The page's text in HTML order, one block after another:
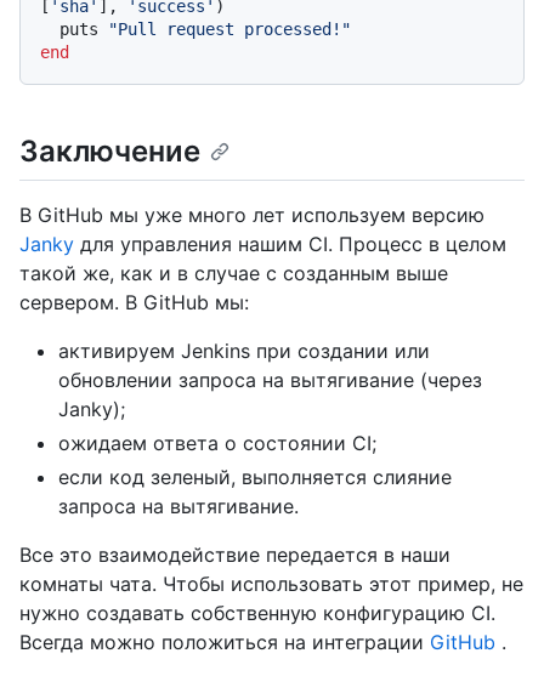
[ 'sha' ], 'success' )
  puts
"Pull request processed!"
end
Заключение
В GitHub мы уже много лет используем версию
Janky для управления нашим CI. Процесс в целом
такой же, как и в случае с созданным выше
сервером. В GitHub мы:
активируем Jenkins при создании или
обновлении запроса на вытягивание (через
Janky);
ожидаем ответа о состоянии CI;
если код зеленый, выполняется слияние
запроса на вытягивание.
Все это взаимодействие передается в наши
комнаты чата. Чтобы использовать этот пример, не
нужно создавать собственную конфигурацию CI.
Всегда можно положиться на интеграции GitHub .